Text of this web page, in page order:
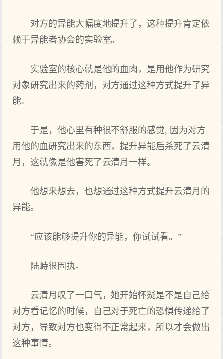
对方的异能大幅度地提升了，这种提升肯定依
赖于异能者协会的实验室。
实验室的核心就是他的血肉，是用他作为研究
对象研究出来的药剂，对方通过这种方式提升了异
能。
于是，他心里有种很不舒服的感觉, 因为对方
用他的血研究出来的东西，提升异能后杀死了云清
月，这就像是他害死了云清月一样。
他想来想去，也想通过这种方式提升云清月的
异能。
“应该能够提升你的异能，你试试看。”
陆峙很固执。
云清月叹了一口气，她开始怀疑是不是自己给
对方看记忆的时候，自己对于死亡的恐惧传递给了
对方，导致对方也变得不正常起来，所以才会做出
这种事情。